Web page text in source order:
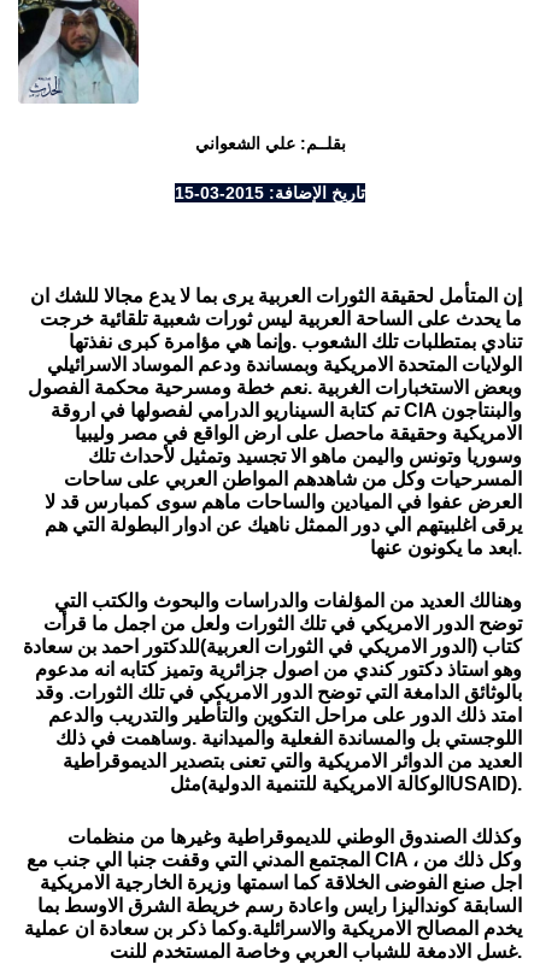
بقلــم: علي الشعواني
تاريخ الإضافة: 2015-03-15
إن المتأمل لحقيقة الثورات العربية يرى بما لا يدع مجالا للشك ان
ما يحدث على الساحة العربية ليس ثورات شعبية تلقائية خرجت
تنادي بمتطلبات تلك الشعوب .وإنما هي مؤامرة كبرى نفذتها
الولايات المتحدة الامريكية وبمساندة ودعم الموساد الاسرائيلي
وبعض الاستخبارات الغربية .نعم خطة ومسرحية محكمة الفصول
تم كتابة السيناريو الدرامي لفصولها في اروقة CIA والبنتاجون
الامريكية وحقيقة ماحصل على ارض الواقع في مصر وليبيا
وسوريا وتونس واليمن ماهو الا تجسيد وتمثيل لأحداث تلك
المسرحيات وكل من شاهدهم المواطن العربي على ساحات
العرض عفوا في الميادين والساحات ماهم سوى كمبارس قد لا
يرقى اغلبيتهم الي دور الممثل ناهيك عن ادوار البطولة التي هم
ابعد ما يكونون عنها.
وهنالك العديد من المؤلفات والدراسات والبحوث والكتب التي
توضح الدور الامريكي في تلك الثورات ولعل من اجمل ما قرأت
كتاب (الدور الامريكي في الثورات العربية)للدكتور احمد بن سعادة
وهو استاذ دكتور كندي من اصول جزائرية وتميز كتابه انه مدعوم
بالوثائق الدامغة التي توضح الدور الامريكي في تلك الثورات. وقد
امتد ذلك الدور على مراحل التكوين والتأطير والتدريب والدعم
اللوجستي بل والمساندة الفعلية والميدانية .وساهمت في ذلك
العديد من الدوائر الامريكية والتي تعنى بتصدير
الديموقراطية
مثل(الوكالة الامريكية للتنمية الدوليةUSAID).
وكذلك الصندوق الوطني للديموقراطية وغيرها من منظمات
المجتمع المدني التي وقفت جنبا الي جنب مع CIA ، وكل ذلك من
اجل صنع الفوضى الخلاقة كما اسمتها وزيرة الخارجية الامريكية
السابقة كونداليزا رايس واعادة رسم خريطة الشرق الاوسط بما
يخدم المصالح الامريكية والاسرائلية.وكما ذكر بن سعادة ان عملية
غسل الادمغة للشباب العربي وخاصة المستخدم للنت.